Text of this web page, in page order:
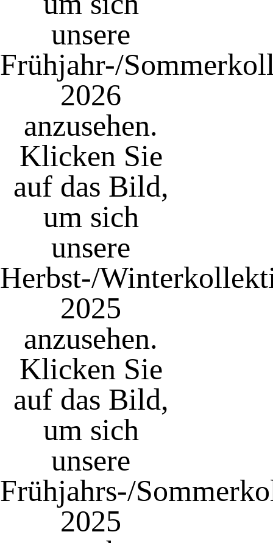
unsere
Frühjahr-/
2026
anzusehen.
Klicken Sie
auf das Bild,
um sich
unsere
Herbst-/
2025
anzusehen.
Klicken Sie
auf das Bild,
um sich
unsere
Frühjahrs-/
2025